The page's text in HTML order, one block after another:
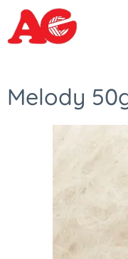
Melody